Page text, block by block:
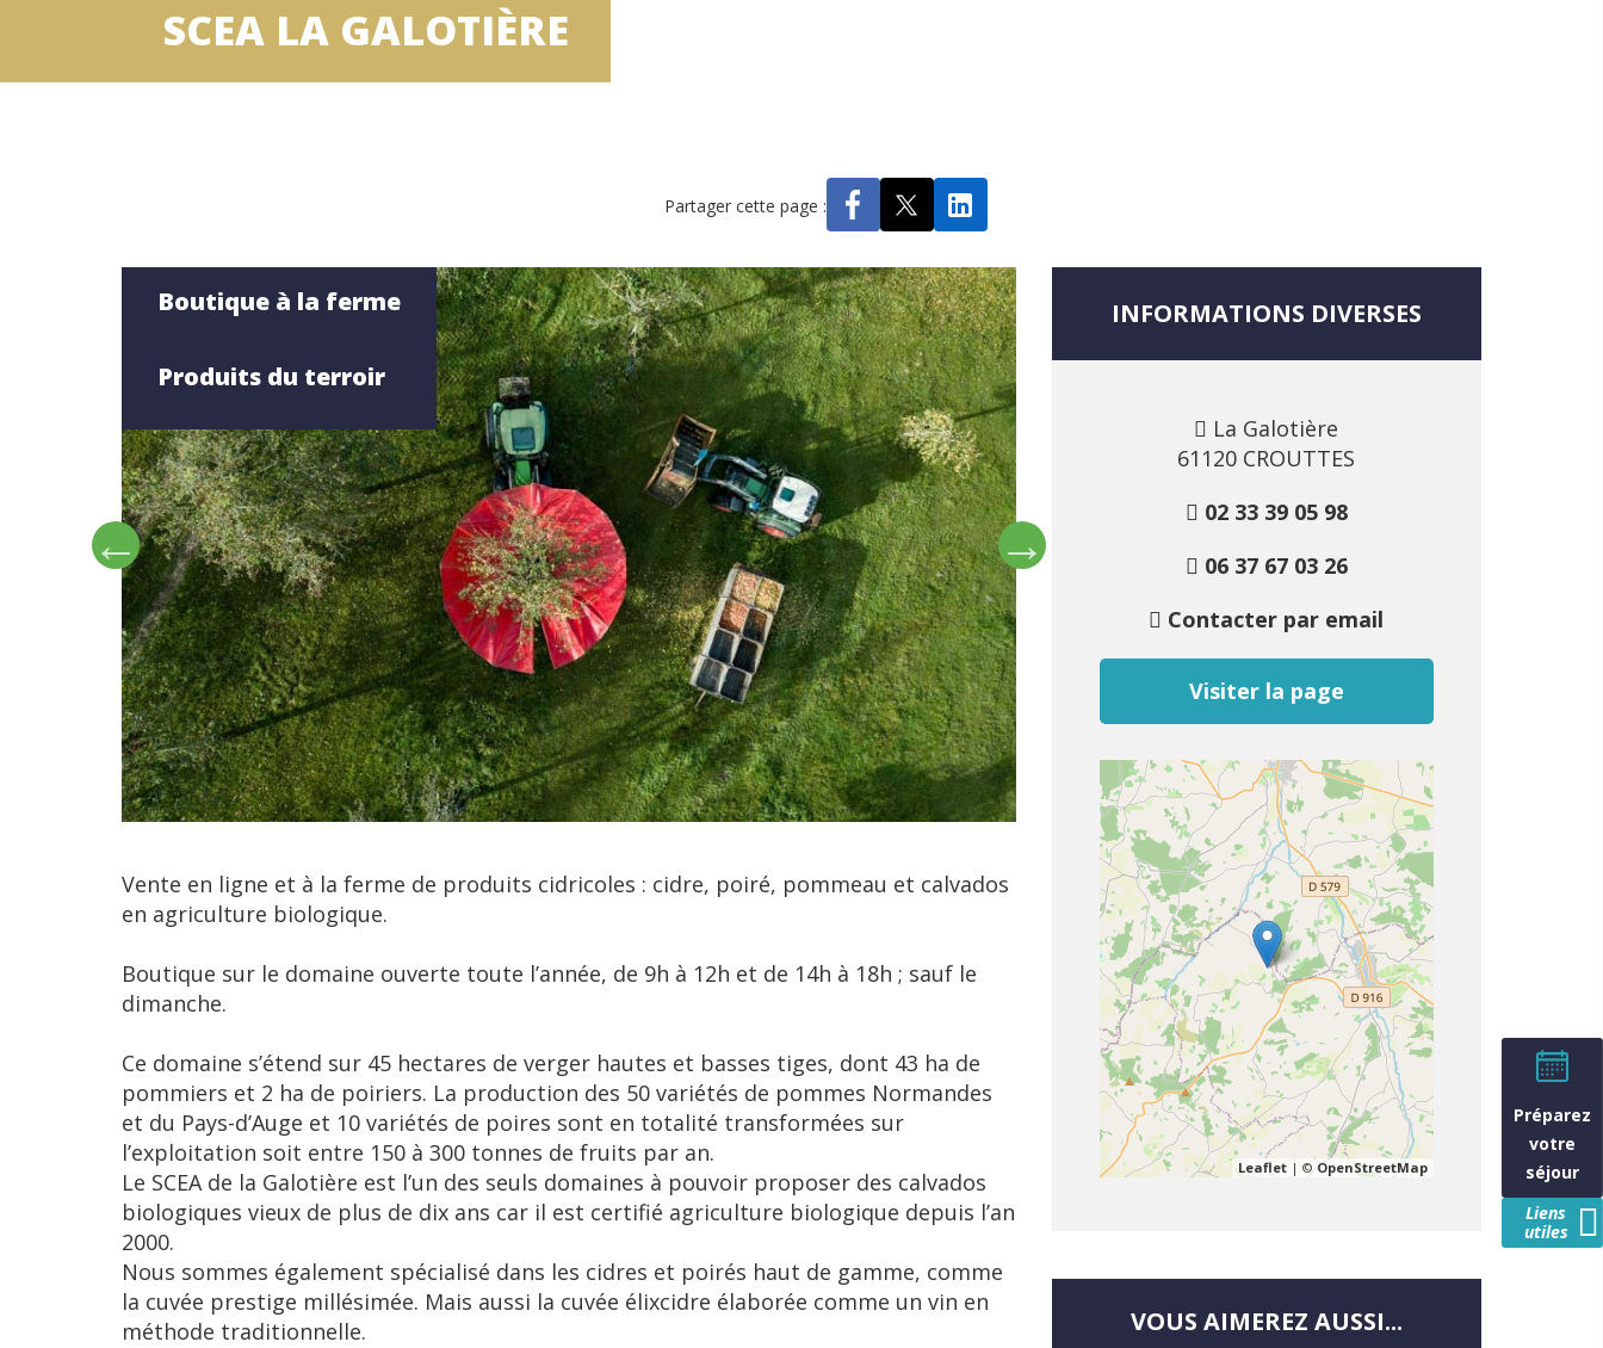
SCEA LA GALOTIÈRE
Partager cette page :
Boutique à la ferme
Produits du terroir
Vente en ligne et à la ferme de produits cidricoles : cidre, poiré, pommeau et calvados
en agriculture biologique.
Boutique sur le domaine ouverte toute l’année, de 9h à 12h et de 14h à 18h ; sauf le
dimanche.
Ce domaine s’étend sur 45 hectares de verger hautes et basses tiges, dont 43 ha de
pommiers et 2 ha de poiriers. La production des 50 variétés de pommes Normandes
et du Pays-d’Auge et 10 variétés de poires sont en totalité transformées sur
l’exploitation soit entre 150 à 300 tonnes de fruits par an.
Le SCEA de la Galotière est l’un des seuls domaines à pouvoir proposer des calvados
biologiques vieux de plus de dix ans car il est certifié agriculture biologique depuis l’an
2000.
Nous sommes également spécialisé dans les cidres et poirés haut de gamme, comme
la cuvée prestige millésimée. Mais aussi la cuvée élixcidre élaborée comme un vin en
méthode traditionnelle.
INFORMATIONS DIVERSES
La Galotière
61120 CROUTTES
02 33 39 05 98
06 37 67 03 26
Contacter par email
Visiter la page
Leaflet| ©OpenStreetMap
VOUS AIMEREZ AUSSI...
Préparez
votre
séjour
Liens
utiles